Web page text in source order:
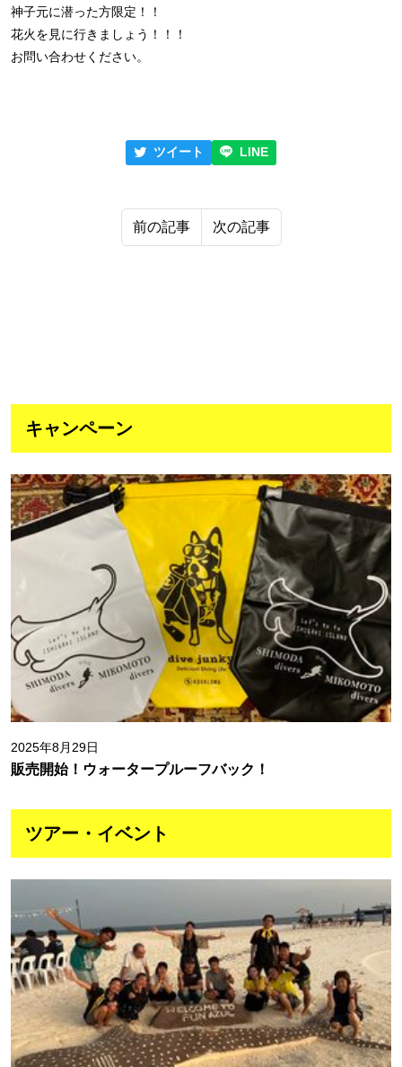
神子元に潜った方限定！！
花火を見に行きましょう！！！
お問い合わせください。
ツイート LINE
前の記事 次の記事
キャンペーン
2025年8月29日
販売開始！ウォータープルーフバック！
ツアー・イベント